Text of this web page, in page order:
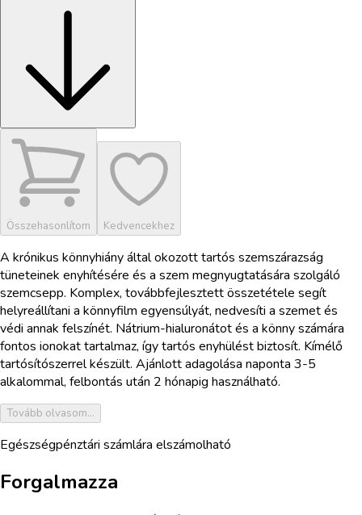
Összehasonlítom Kedvencekhez
A krónikus könnyhiány által okozott tartós szemszárazság
tüneteinek enyhítésére és a szem megnyugtatására szolgáló
szemcsepp. Komplex, továbbfejlesztett összetétele segít
helyreállítani a könnyfilm egyensúlyát, nedvesíti a szemet és
védi annak felszínét. Nátrium-hialuronátot és a könny számára
fontos ionokat tartalmaz, így tartós enyhülést biztosít. Kímélő
tartósítószerrel készült. Ajánlott adagolása naponta 3-5
alkalommal, felbontás után 2 hónapig használható.
Tovább olvasom...
Egészségpénztári számlára elszámolható
Forgalmazza